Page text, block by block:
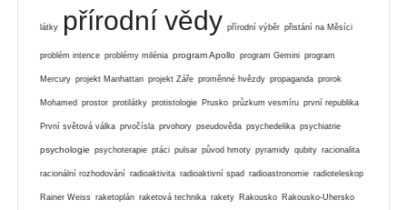
látky přírodní vědy přírodní výběr přistání na Měsíci
problém intence problémy milénia program Apollo program Gemini program
Mercury projekt Manhattan projekt Záře proměnné hvězdy propaganda prorok
Mohamed prostor protilátky protistologie Prusko průzkum vesmíru první republika
První světová válka prvočísla prvohory pseudověda psychedelika psychiatrie
psychologie psychoterapie ptáci pulsar původ hmoty pyramidy qubity racionalita
racionální rozhodování radioaktivita radioaktivní spad radioastronomie radioteleskop
Rainer Weiss raketoplán raketová technika rakety Rakousko Rakousko-Uhersko